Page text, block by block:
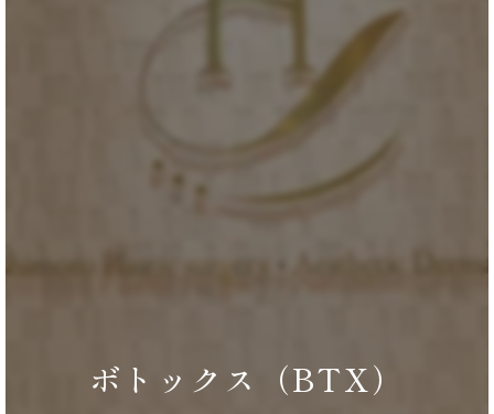
ボトックス（BTX）